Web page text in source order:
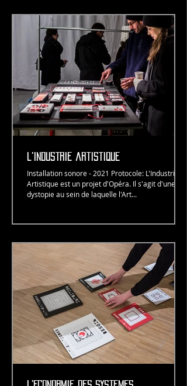
l'industrie artistique
Installation sonore - 2021 Protocole: L'Industrie
Artistique est un projet d'Opéra. Il s'agit d'une
dystopie au sein de laquelle l'Art...